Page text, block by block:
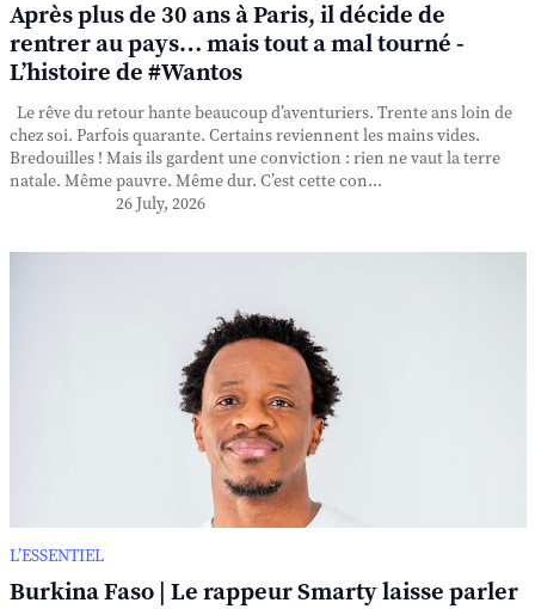
Après plus de 30 ans à Paris, il décide de
rentrer au pays… mais tout a mal tourné -
L’histoire de #Wantos
Le rêve du retour hante beaucoup d’aventuriers. Trente ans loin de
chez soi. Parfois quarante. Certains reviennent les mains vides.
Bredouilles ! Mais ils gardent une conviction : rien ne vaut la terre
natale. Même pauvre. Même dur. C’est cette con...
26 July, 2026
L’ESSENTIEL
Burkina Faso | Le rappeur Smarty laisse parler